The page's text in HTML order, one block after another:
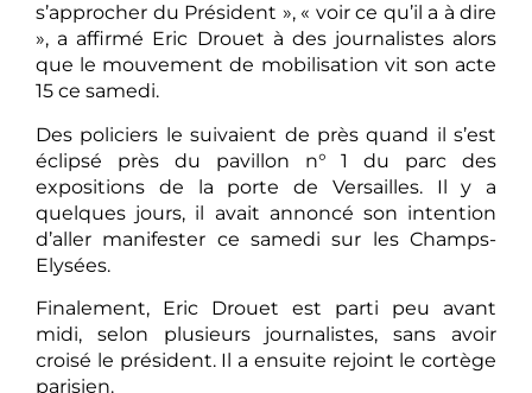
s’approcher du Président », « voir ce qu’il a à dire
», a affirmé Eric Drouet à des journalistes alors
que le mouvement de mobilisation vit son acte
15 ce samedi.
Des policiers le suivaient de près quand il s’est
éclipsé près du pavillon n° 1 du parc des
expositions de la porte de Versailles. Il y a
quelques jours, il avait annoncé son intention
d’aller manifester ce samedi sur les Champs-
Elysées.
Finalement, Eric Drouet est parti peu avant
midi, selon plusieurs journalistes, sans avoir
croisé le président. Il a ensuite rejoint le cortège
parisien.